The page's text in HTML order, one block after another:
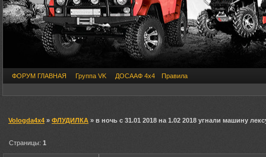
ФОРУМ ГЛАВНАЯ Группа VK ДОСААФ 4х4 Правила
Vologda4x4 » ФЛУДИЛКА » в ночь с 31.01 2018 на 1.02 2018 угнали машину
Страницы:1